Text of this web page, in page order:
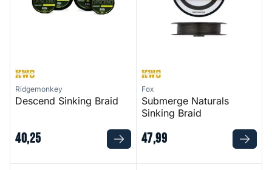
Ridgemonkey
Descend Sinking Braid
40,25
Fox
Submerge Naturals
Sinking Braid
47,99